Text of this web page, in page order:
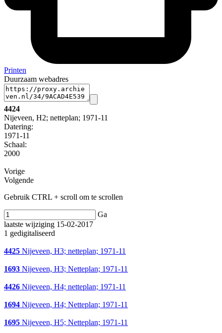
Printen
Duurzaam webadres
4424
Nijeveen, H2; netteplan; 1971-11
Datering:
1971-11
Schaal:
2000
Vorige
Volgende
Gebruik CTRL + scroll om te scrollen
Ga
laatste wijziging 15-02-2017
1 gedigitaliseerd
4425 Nijeveen, H3; netteplan; 1971-11
1693 Nijeveen, H3; Netteplan; 1971-11
4426 Nijeveen, H4; netteplan; 1971-11
1694 Nijeveen, H4; Netteplan; 1971-11
1695 Nijeveen, H5; Netteplan; 1971-11